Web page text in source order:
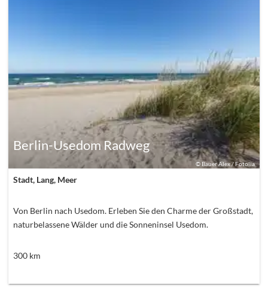
© Bauer Alex / Fotolia
Berlin-Usedom Radweg
Stadt, Lang, Meer
Von Berlin nach Usedom. Erleben Sie den Charme der Großstadt,
naturbelassene Wälder und die Sonneninsel Usedom.
300km